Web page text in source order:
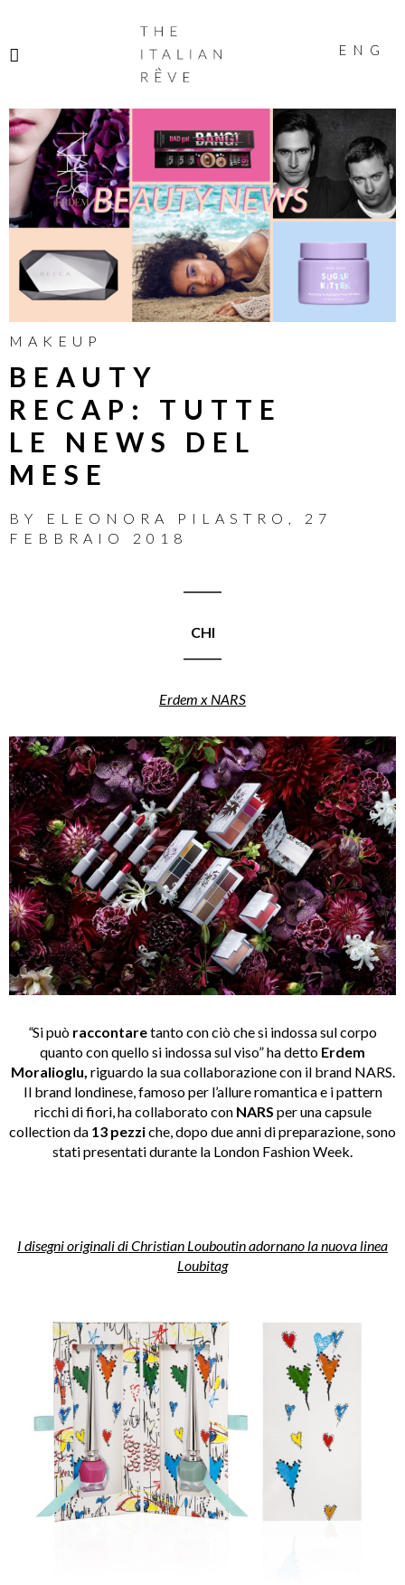
ITALIAN
RÊVE
ENG
MAKEUP
BEAUTY
RECAP: TUTTE
LE NEWS DEL
MESE
BY ELEONORA PILASTRO , 27
FEBBRAIO 2018
CHI
Erdem x NARS
“Si può raccontaretanto con ciò che si indossa sul corpo
quanto con quello si indossa sul viso” ha detto Erdem
Moralioglu, riguardo la sua collaborazione con il brand NARS.
Il brand londinese, famoso per l’allure romantica e i pattern
ricchi di fiori, ha collaborato con NARS per una capsule
collection da 13 pezziche, dopo due anni di preparazione, sono
stati presentati durante la London Fashion Week.
I disegni originali di Christian Louboutin adornano la nuova linea
Loubitag